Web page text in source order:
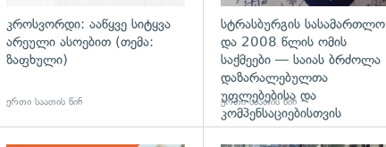
კროსვორდი: ააწყვე სიტყვა
არეული ასოებით (თემა:
ზაფხული)
ერთი საათის წინ
სტრასბურგის სასამართლო
და 2008 წლის ომის
საქმეები — საიას ბრძოლა
დაზარალებულთა
უფლებებისა და
კომპენსაციებისთვის
ერთი საათის წინ